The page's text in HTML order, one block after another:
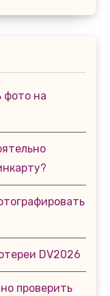
фото на
DV2026
проверить